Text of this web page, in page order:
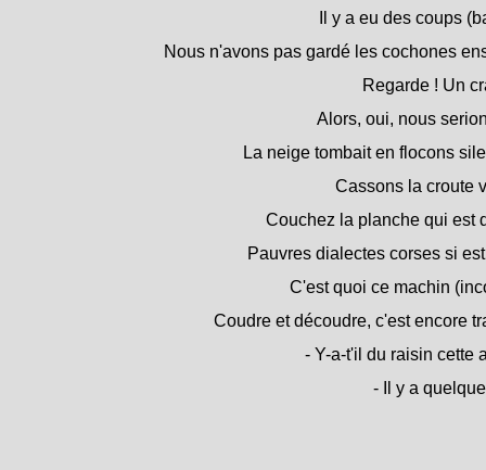
Il y a eu des coups
Nous n'avons pas gardé les cochones
Regarde ! Un
Alors, oui, nous
La neige tombait en flocons
Cassons la croute
Couchez la planche qui est
Pauvres dialectes corses si
C'est quoi ce machin
Coudre et découdre, c'est encore
- Y-a-t'il du raisin cette
- Il y a